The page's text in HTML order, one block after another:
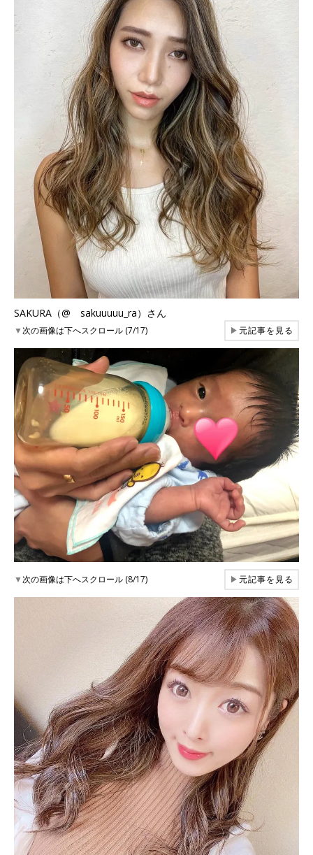
SAKURA（@ sakuuuuu_ra）さん
▼次の画像は下へスクロール (7/17) ▶元記事を見る
▼次の画像は下へスクロール (8/17) ▶元記事を見る